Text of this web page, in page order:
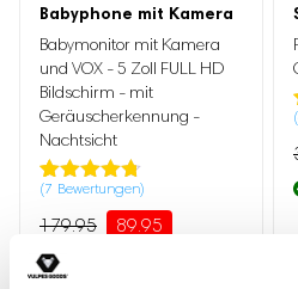
Babyphone mit Kamera
Babymonitor mit Kamera
und VOX - 5 Zoll FULL HD
Bildschirm - mit
Geräuscherkennung -
Nachtsicht
Bewertet
mit 4.71
von 5,
basierend
auf
7
(7 Bewertungen)
179.95
Ursprünglicher
Preis
war:
179.95
89.95
Aktueller
Preis
ist:
89.95.
Lieferung am Mittwoch
(